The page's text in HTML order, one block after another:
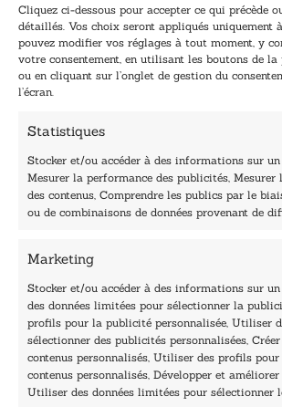
Cliquez ci-dessous pour accepter ce qui précède
détaillés. Vos choix seront appliqués uniquement
pouvez modifier vos réglages à tout moment, y
votre consentement, en utilisant les boutons de
ou en cliquant sur l’onglet de gestion du
l’écran.
Statistiques
Stocker et/ou accéder à des informations sur
Mesurer la performance des publicités, Mesurer
des contenus, Comprendre les publics par le
ou de combinaisons de données provenant de
Marketing
Stocker et/ou accéder à des informations sur
des données limitées pour sélectionner la
profils pour la publicité personnalisée, Utiliser
sélectionner des publicités personnalisées,
contenus personnalisés, Utiliser des profils pour
contenus personnalisés, Développer et améliorer
Utiliser des données limitées pour sélectionner
*
m
a
i
l
*
TENEZ-MOI AU
40, rue du Louvre 75001 Paris
Horaires du standard
De mardi à vendredi :
9h - 12h et 13h30 - 16h30
Lundi, samedi et dimanche : fermé
Navigation
Accueil